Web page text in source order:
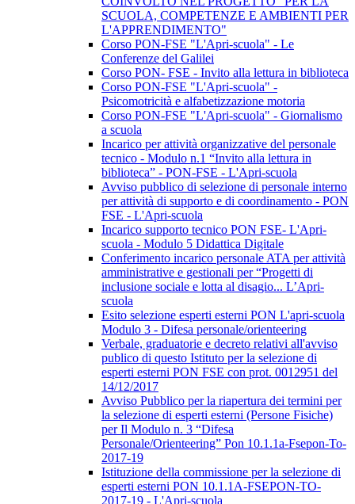
SCUOLA, COMPETENZE E AMBIENTI PER
L'APPRENDIMENTO"
Corso PON-FSE "L'Apri-scuola" - Le
Conferenze del Galilei
Corso PON- FSE - Invito alla lettura in biblioteca
Corso PON-FSE "L'Apri-scuola" -
Psicomotricità e alfabetizzazione motoria
Corso PON-FSE "L'Apri-scuola" - Giornalismo
a scuola
Incarico per attività organizzative del personale
tecnico - Modulo n.1 “Invito alla lettura in
biblioteca” - PON-FSE - L'Apri-scuola
Avviso pubblico di selezione di personale interno
per attività di supporto e di coordinamento - PON
FSE - L'Apri-scuola
Incarico supporto tecnico PON FSE- L'Apri-
scuola - Modulo 5 Didattica Digitale
Conferimento incarico personale ATA per attività
amministrative e gestionali per “Progetti di
inclusione sociale e lotta al disagio... L’Apri-
scuola
Esito selezione esperti esterni PON L'apri-scuola
Modulo 3 - Difesa personale/orienteering
Verbale, graduatorie e decreto relativi all'avviso
publico di questo Istituto per la selezione di
esperti esterni PON FSE con prot. 0012951 del
14/12/2017
Avviso Pubblico per la riapertura dei termini per
la selezione di esperti esterni (Persone Fisiche)
per Il Modulo n. 3 “Difesa
Personale/Orienteering” Pon 10.1.1a-Fsepon-To-
2017-19
Istituzione della commissione per la selezione di
esperti esterni PON 10.1.1A-FSEPON-TO-
2017-19 - L'Apri-scuola